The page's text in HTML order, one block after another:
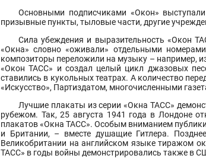
Основными подписчиками «Окон»
призывные пункты, тыловые части, другие
Сила убеждения и выразительность «Окон
«Окна» словно «оживали» отдельными
композиторы переложили на музыку – например,
«Окон ТАСС» и создал целый цикл джазовых
ставились в кукольных театрах. А количество
«Искусство», Партиздатом, многочисленными
Лучшие плакаты из серии «Окна ТАСС»
рубежом. Так, 25 августа 1941 года в Лондоне
плакатов «Окна ТАСС». Особым вниманием
и Британии, – вместе душащие Гитлера.
Великобритании на английском языке тиражом
ТАСС» в годы войны демонстрировались также в